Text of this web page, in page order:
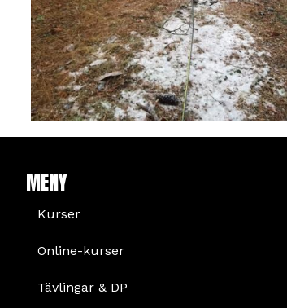
MENY
Kurser
Online-kurser
Tävlingar & DP